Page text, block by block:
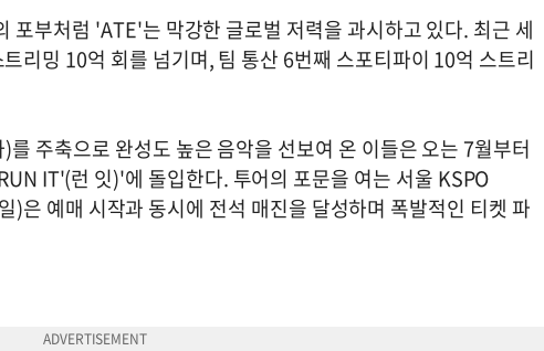
포부처럼 'ATE'는 막강한 글로벌 저력을 과시하고 있다. 최근 세
리밍 10억 회를 넘기며, 팀 통산 6번째 스포티파이 10억 스트리
주축으로 완성도 높은 음악을 선보여 온 이들은 오는 7월부터
IT'(런 잇)'에 돌입한다. 투어의 포문을 여는 서울 KSPO
은 예매 시작과 동시에 전석 매진을 달성하며 폭발적인 티켓 파